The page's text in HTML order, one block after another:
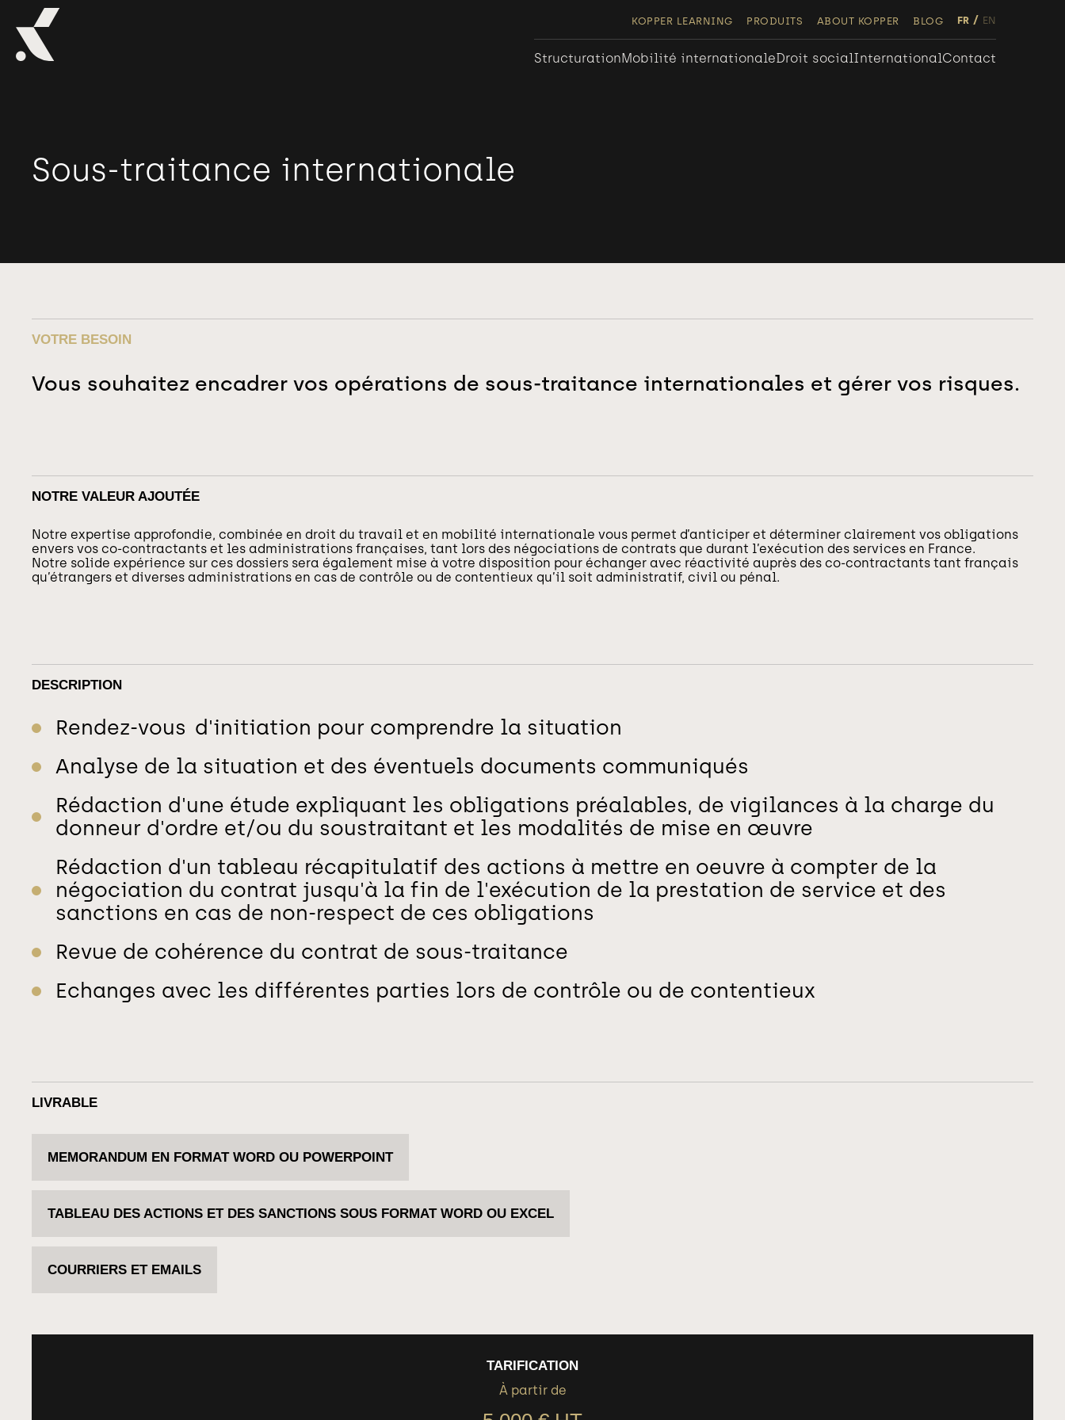
StructurationMobilité internationaleDroit socialInternationalContact
KOPPER LEARNING PRODUITS ABOUT KOPPER BLOG FR EN
Sous-traitance internationale
TARIFICATION
À partir de
VOTRE BESOIN
Vous souhaitez encadrer vos opérations de sous-traitance internationales et gérer vos risques.
NOTRE VALEUR AJOUTÉE
Notre expertise approfondie, combinée en droit du travail et en mobilité internationale vous permet d’anticiper et déterminer clairement vos obligations
envers vos co-contractants et les administrations françaises, tant lors des négociations de contrats que durant l’exécution des services en France.
Notre solide expérience sur ces dossiers sera également mise à votre disposition pour échanger avec réactivité auprès des co-contractants tant français
qu’étrangers et diverses administrations en cas de contrôle ou de contentieux qu’il soit administratif, civil ou pénal.
DESCRIPTION
Rendez-vous d'initiation pour comprendre la situation
Analyse de la situation et des éventuels documents communiqués
Rédaction d'une étude expliquant les obligations préalables, de vigilances à la charge du
donneur d'ordre et/ou du soustraitant et les modalités de mise en œuvre
Rédaction d'un tableau récapitulatif des actions à mettre en oeuvre à compter de la
négociation du contrat jusqu'à la fin de l'exécution de la prestation de service et des
sanctions en cas de non-respect de ces obligations
Revue de cohérence du contrat de sous-traitance
Echanges avec les différentes parties lors de contrôle ou de contentieux
LIVRABLE
MEMORANDUM EN FORMAT WORD OU POWERPOINT
TABLEAU DES ACTIONS ET DES SANCTIONS SOUS FORMAT WORD OU EXCEL
COURRIERS ET EMAILS